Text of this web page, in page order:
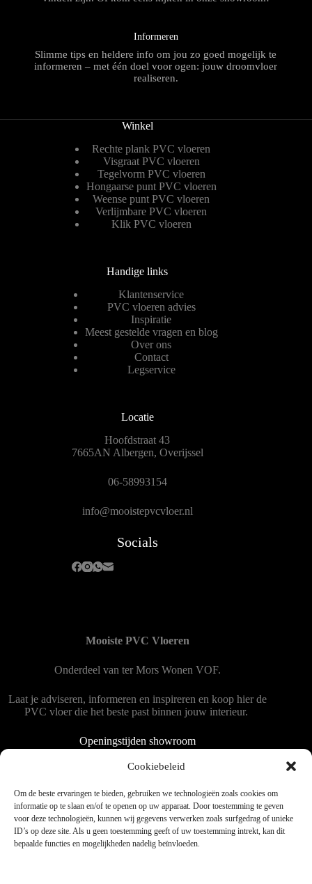
Cookiebeleid
Om de beste ervaringen te bieden, gebruiken we technologieën zoals cookies om
informatie op te slaan en/of te openen op uw apparaat. Door toestemming te geven
voor deze technologieën, kunnen wij gegevens verwerken zoals surfgedrag of unieke
ID’s op deze site. Als u geen toestemming geeft of uw toestemming intrekt, kan dit
bepaalde functies en mogelijkheden nadelig beïnvloeden.
Informeren
Slimme tips en heldere info om jou zo goed mogelijk te
informeren – met één doel voor ogen: jouw droomvloer
realiseren.
Winkel
Rechte plank PVC vloeren
Visgraat PVC vloeren
Tegelvorm PVC vloeren
Hongaarse punt PVC vloeren
Weense punt PVC vloeren
Verlijmbare PVC vloeren
Klik PVC vloeren
Handige links
Klantenservice
PVC vloeren advies
Inspiratie
Meest gestelde vragen en blog
Over ons
Contact
Legservice
Locatie
Hoofdstraat 43
7665AN Albergen, Overijssel
06-58993154
info@mooistepvcvloer.nl
Socials
Mooiste PVC Vloeren
Onderdeel van ter Mors Wonen VOF.
Laat je adviseren, informeren en inspireren en koop hier de
PVC vloer die het beste past binnen jouw interieur.
Openingstijden showroom
Dinsdag tot en met vrijdag 9:00 - 18:00
Zaterdag 9:00 tot 15:00
Copyright © 2025 - WordPress thema door blocksy - Made by
Jim ter Mors